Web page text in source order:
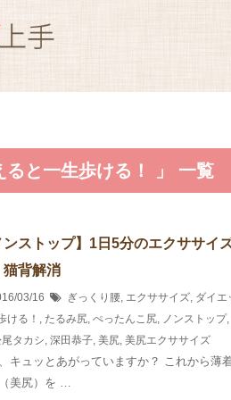
ると一生歩ける！ 」 一覧
ンストップ】1日5分のエクササイ
猫背解消
03/16 ぎっくり腰, エクササイズ, ダイエ
ける！ , たるみ尻, ぺったんこ尻, ノンストップ,
タカシ, 深田恭子, 美尻, 美尻エクササイズ
キュッとあがっていますか？ これから薄
美尻）を …